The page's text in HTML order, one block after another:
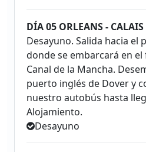
DÍA 05 ORLEANS -
Desayuno. Salida hacia el
donde se embarcará en
Canal de la Mancha.
puerto inglés de Dover y
nuestro autobús hasta
Alojamiento.
Desayuno